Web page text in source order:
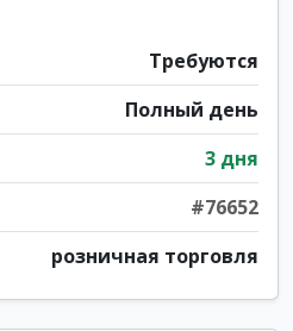
Требуются
Полный день
3 дня
#76652
розничная торговля